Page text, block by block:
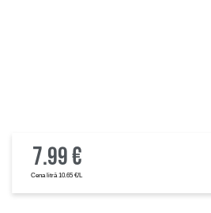
7.99 €
Cena litrā 10.65 €/L